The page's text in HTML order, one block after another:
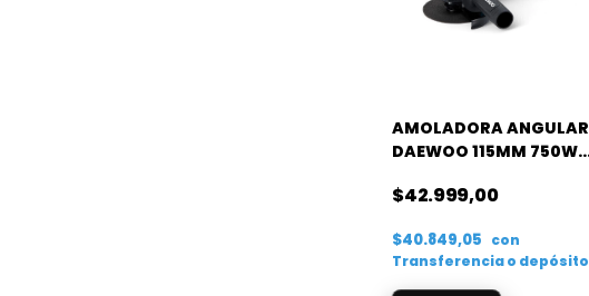
AMOLADORA ANGULAR
DAEWOO 115MM 750W
$42.999,00
$40.849,05 con
Transferencia o depósito